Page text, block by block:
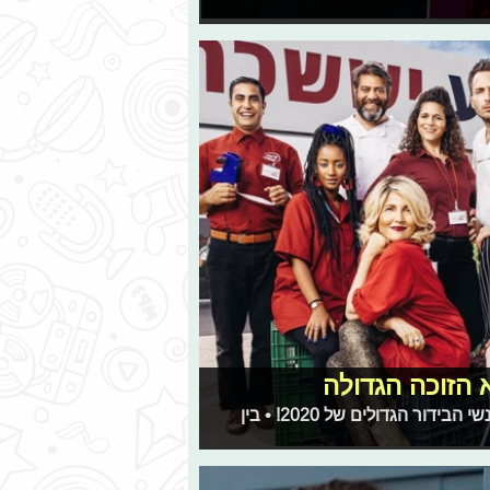
הזוכה הגדולה
חברי האקדמיה הכריעו: אלו הסדרות, התכניות, השחקנים ואנשי הבידור הגדולים של 2020! • בין